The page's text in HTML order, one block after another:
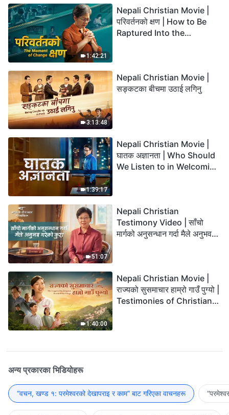
1:42:21
Nepali Christian Movie |
परिवर्तनको क्षण | How to Be
Raptured Into the
3:13:48
Nepali Christian Movie |
सङ्कटका बीचमा उठाई लगिनु
1:39:17
Nepali Christian Movie |
घातक अज्ञानता | Who Should
We Listen to in Welcoming
51:07
Nepali Christian
Testimony Video | साँचो
मार्गको अनुसन्धान गर्दा मैले अनुभव
1:40:00
Nepali Christian Movie |
राज्यको सुसमाचार हाम्रो गाउँ पुग्यो |
Testimonies of Christians
अन्य प्रकारका भिडियोहरू
“वचन, खण्ड १: परमेश्‍वरको देखापराइ र काम” बाट गरिएका वाचनहरू